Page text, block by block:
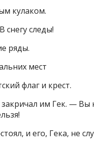
кулаком.
снегу следы!
ряды.
мест
флаг и крест.
им Гек. — Вы
и его, Гека, не